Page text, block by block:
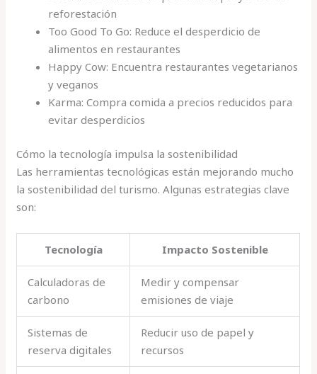
reforestación
Too Good To Go: Reduce el desperdicio de
alimentos en restaurantes
Happy Cow: Encuentra restaurantes vegetarianos
y veganos
Karma: Compra comida a precios reducidos para
evitar desperdicios
Cómo la tecnología impulsa la sostenibilidad
Las herramientas tecnológicas están mejorando mucho
la sostenibilidad del turismo. Algunas estrategias clave
son:
Tecnología Impacto Sostenible
Calculadoras de
carbono
Medir y compensar
emisiones de viaje
Sistemas de
reserva digitales
Reducir uso de papel y
recursos